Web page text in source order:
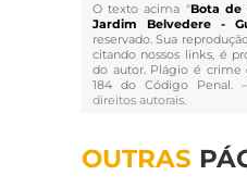
O texto acima "Bota de
Jardim Belvedere -
reservado. Sua
citando nossos links, é
do autor. Plágio é crime
184 do Código Penal.
direitos autorais.
OUTRAS